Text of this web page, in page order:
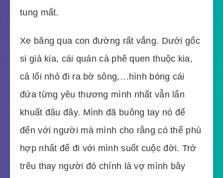
tung mất.
Xe băng qua con đường rất vắng. Dưới gốc
si già kia, cái quán cà phê quen thuộc kia,
cả lối nhỏ đi ra bờ sông,…hình bóng cái
đứa từng yêu thương mình nhất vẫn lẩn
khuất đâu đây. Mình đã buông tay nó để
đến với người mà mình cho rằng có thể phù
hợp nhất để đi với mình suốt cuộc đời. Trớ
trêu thay người đó chính là vợ mình bây